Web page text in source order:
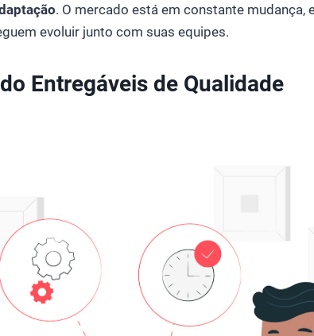
. O mercado está em constante mudança,
evoluir junto com suas equipes.
Entregáveis de Qualidade